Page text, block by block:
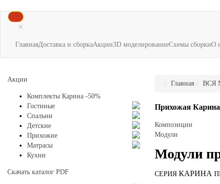
×
ГлавнаяДоставка и сборкаАкции3D моделированиеСхемы сборкиО
Главная ВСЯ
Прихожая Карина
Композиции
Модули
Модули
СЕРИЯ КАРИНА
Акции
Комплекты Карина -50%
Гостиные
Спальни
Детские
Прихожие
Матрасы
Кухни
Скачать каталог PDF